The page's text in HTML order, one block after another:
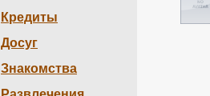
Кредиты
Досуг
Знакомства